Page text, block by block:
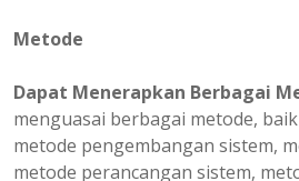
Metode
Dapat Menerapkan Berbagai
menguasai berbagai metode,
metode pengembangan sistem,
metode perancangan sistem,